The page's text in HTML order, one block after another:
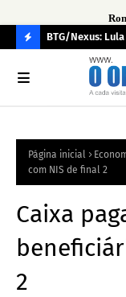
O
R
BTG/Nexus:
Página inicial
com NIS de final 2
Caixa
2